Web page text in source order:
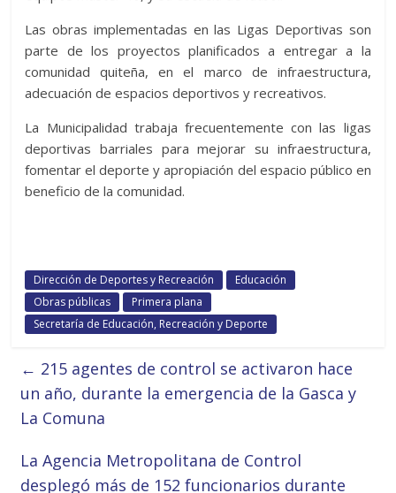
Las obras implementadas en las Ligas Deportivas son
parte de los proyectos planificados a entregar a la
comunidad quiteña, en el marco de infraestructura,
adecuación de espacios deportivos y recreativos.
La Municipalidad trabaja frecuentemente con las ligas
deportivas barriales para mejorar su infraestructura,
fomentar el deporte y apropiación del espacio público en
beneficio de la comunidad.
Dirección de Deportes y Recreación
Educación
Obras públicas
Primera plana
Secretaría de Educación, Recreación y Deporte
← 215 agentes de control se activaron hace
un año, durante la emergencia de la Gasca y
La Comuna
La Agencia Metropolitana de Control
desplegó más de 152 funcionarios durante